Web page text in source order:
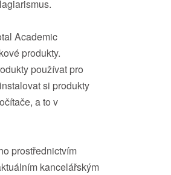
Academic
produkty.
používat pro
si produkty
a to v
prostřednictvím
kancelářským